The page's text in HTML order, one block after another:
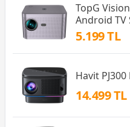
TopG
Android TV
5.199 TL
Havit PJ300
14.499 TL